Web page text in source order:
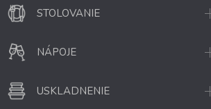
STOLOVANIE
NÁPOJE
USKLADNENIE